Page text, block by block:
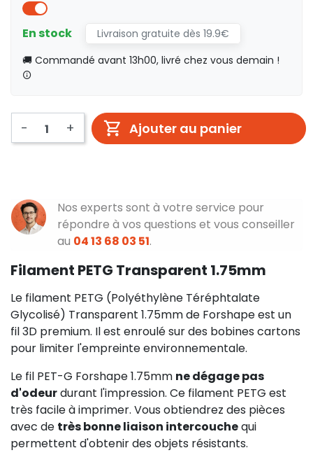
En stock
Livraison gratuite dès 19.9€
🚚 Commandé avant 13h00, livré chez vous demain !
- + Ajouter au panier
Nos experts sont à votre service pour
répondre à vos questions et vous conseiller
au 04 13 68 03 51.
Filament PETG Transparent 1.75mm
Le filament PETG (Polyéthylène Téréphtalate
Glycolisé) Transparent 1.75mm de Forshape est un
fil 3D premium. Il est enroulé sur des bobines cartons
pour limiter l'empreinte environnementale.
Le fil PET-G Forshape 1.75mm ne dégage pas
d'odeurdurant l'impression. Ce filament PETG est
très facile à imprimer. Vous obtiendrez des pièces
avec de très bonne liaison intercouchequi
permettent d'obtenir des objets résistants.